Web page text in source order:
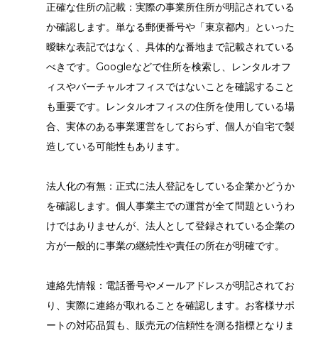
正確な住所の記載：実際の事業所住所が明記されている
か確認します。単なる郵便番号や「東京都内」といった
曖昧な表記ではなく、具体的な番地まで記載されている
べきです。Googleなどで住所を検索し、レンタルオフ
ィスやバーチャルオフィスではないことを確認すること
も重要です。レンタルオフィスの住所を使用している場
合、実体のある事業運営をしておらず、個人が自宅で製
造している可能性もあります。
法人化の有無：正式に法人登記をしている企業かどうか
を確認します。個人事業主での運営が全て問題というわ
けではありませんが、法人として登録されている企業の
方が一般的に事業の継続性や責任の所在が明確です。
連絡先情報：電話番号やメールアドレスが明記されてお
り、実際に連絡が取れることを確認します。お客様サポ
ートの対応品質も、販売元の信頼性を測る指標となりま